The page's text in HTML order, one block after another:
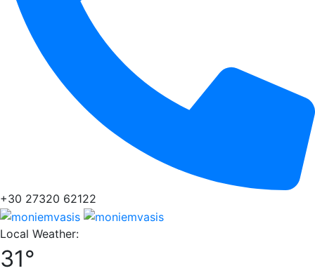
+30 27320 62122
Local Weather:
31°